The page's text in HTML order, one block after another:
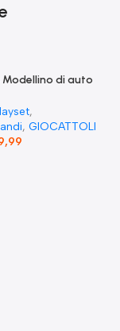
Modellino di auto
RC 1970
Toretto Dodge
,
, GIOCATTOLI